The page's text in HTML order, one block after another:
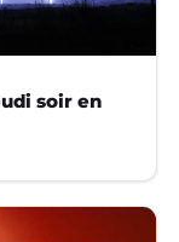
soir en